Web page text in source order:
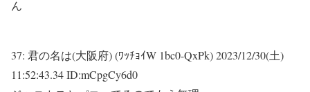
ん
37: 君の名は(大阪府) (ﾜｯﾁｮｲW 1bc0-QxPk)2023/12/30(土)
11:52:43.34 ID:mCpgCy6d0